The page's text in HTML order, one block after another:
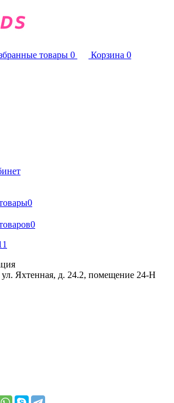
товары 0 Корзина 0
0
0
ул. Яхтенная, д. 24.2, помещение 24-Н